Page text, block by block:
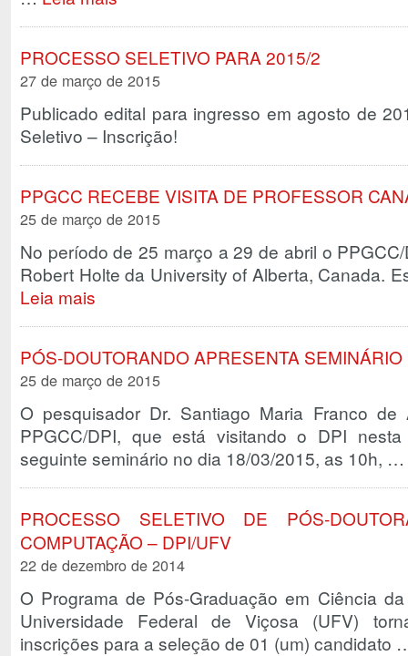
PROCESSO SELETIVO PARA 2015/2
27 de março de 2015
Publicado edital para ingresso em agosto de
Seletivo – Inscrição!
PPGCC RECEBE VISITA DE PROFESSOR
25 de março de 2015
No período de 25 março a 29 de abril o
Robert Holte da University of Alberta, Canada.
Leia mais
PÓS-DOUTORANDO APRESENTA SEMINÁRIO
25 de março de 2015
O pesquisador Dr. Santiago Maria Franco de
PPGCC/DPI, que está visitando o DPI
seguinte seminário no dia 18/03/2015, as 10h, …
PROCESSO SELETIVO DE PÓS-
COMPUTAÇÃO – DPI/UFV
22 de dezembro de 2014
O Programa de Pós-Graduação em Ciência
Universidade Federal de Viçosa (UFV)
inscrições para a seleção de 01 (um) candidato